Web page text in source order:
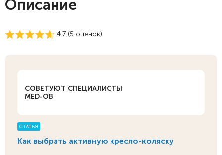
Описание
4.7 (5 оценок)
СОВЕТУЮТ СПЕЦИАЛИСТЫ
MED-OB
СТАТЬЯ
Как выбрать активную кресло-коляску